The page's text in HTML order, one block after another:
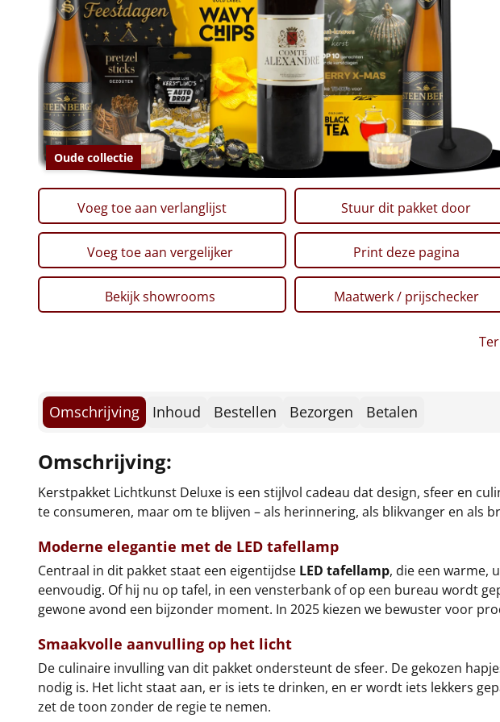
Oude collectie
Voeg toe aan verlanglijst Stuur dit pakket door
Voeg toe aan vergelijker Print deze pagina
Bekijk showrooms Maatwerk / prijschecker
Omschrijving Inhoud Bestellen Bezorgen Betalen
Omschrijving:
Kerstpakket Lichtkunst Deluxe is een stijlvol cadeau dat design, sfeer en
te consumeren, maar om te blijven – als herinnering, als blikvanger en als
Moderne elegantie met de LED tafellamp
Centraal in dit pakket staat een eigentijdse LED tafellamp, die een warme,
eenvoudig. Of hij nu op tafel, in een vensterbank of op een bureau wordt
gewone avond een bijzonder moment. In 2025 kiezen we bewuster voor
Smaakvolle aanvulling op het licht
De culinaire invulling van dit pakket ondersteunt de sfeer. De gekozen
nodig is. Het licht staat aan, er is iets te drinken, en er wordt iets lekkers
zet de toon zonder de regie te nemen.